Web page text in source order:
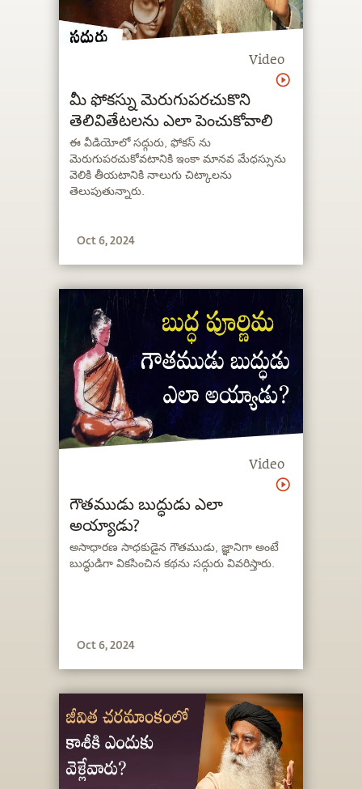
Video
మీ ఫోకస్ను మెరుగుపరచుకొని
తెలివితేటలను ఎలా పెంచుకోవాలి
ఈ వీడియోలో సద్గురు, ఫోకస్ ను
మెరుగుపరచుకోవటానికి ఇంకా మానవ మేధస్సును
వెలికి తీయటానికి నాలుగు చిట్కాలను
తెలుపుతున్నారు.
Oct 6, 2024
Video
గౌతముడు బుద్ధుడు ఎలా
అయ్యాడు?
అసాధారణ సాధకుడైన గౌతముడు, జ్ఞానిగా అంటే
బుద్ధుడిగా వికసించిన కథను సద్గురు వివరిస్తారు.
Oct 6, 2024